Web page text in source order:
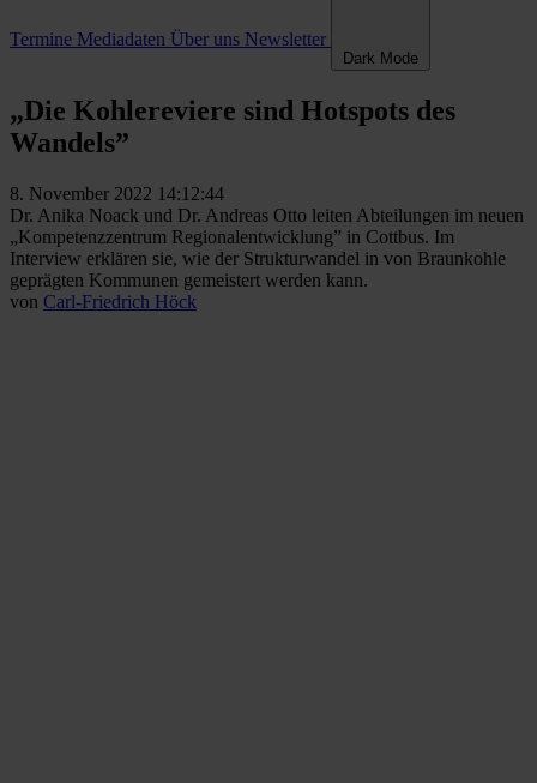
Termine Mediadaten Über uns Newsletter
Dark Mode
„Die Kohlereviere sind Hotspots des
Wandels”
8. November 2022 14:12:44
Dr. Anika Noack und Dr. Andreas Otto leiten Abteilungen im neuen
„Kompetenz­zentrum Regionalentwicklung” in Cottbus. Im
Interview erklären sie, wie der Strukturwandel in von Braunkohle
geprägten Kommunen gemeistert werden kann.
von Carl-Friedrich Höck